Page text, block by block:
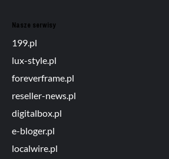
Nasze serwisy
199.pl
lux-style.pl
foreverframe.pl
reseller-news.pl
digitalbox.pl
e-bloger.pl
localwire.pl